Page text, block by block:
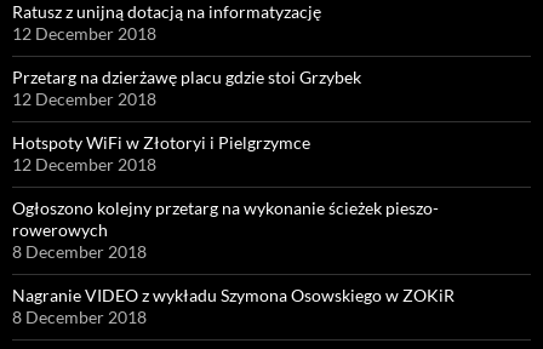
Ratusz z unijną dotacją na informatyzację
12 December 2018
Przetarg na dzierżawę placu gdzie stoi Grzybek
12 December 2018
Hotspoty WiFi w Złotoryi i Pielgrzymce
12 December 2018
Ogłoszono kolejny przetarg na wykonanie ścieżek pieszo-
rowerowych
8 December 2018
Nagranie VIDEO z wykładu Szymona Osowskiego w ZOKiR
8 December 2018